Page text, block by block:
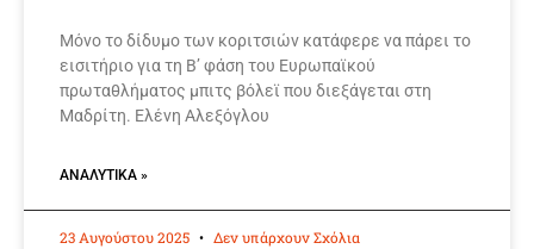
Μόνο το δίδυμο των κοριτσιών κατάφερε να πάρει το
εισιτήριο για τη Β’ φάση του Ευρωπαϊκού
πρωταθλήματος μπιτς βόλεϊ που διεξάγεται στη
Μαδρίτη. Ελένη Αλεξόγλου
ΑΝΑΛΥΤΙΚΆ »
23 Αυγούστου 2025 Δεν υπάρχουν Σχόλια